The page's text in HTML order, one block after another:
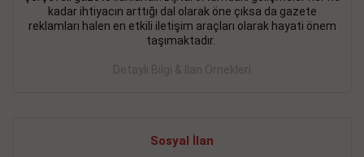
kadar ihtiyacın arttığı dal olarak öne çıksa da gazete
reklamları halen en etkili iletişim araçları olarak hayati önem
taşımaktadır.
Detaylı Bilgi & İlan Örnekleri
Sosyal İlan
BAKIRKÖY SATILIK İlanı- 11.09.2018
KARTALTEPEde kelepir 2+ 1 satılık daire